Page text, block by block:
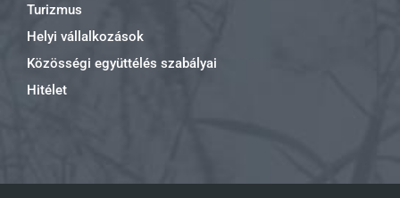
Turizmus
Helyi vállalkozások
Közösségi együttélés szabályai
Hitélet